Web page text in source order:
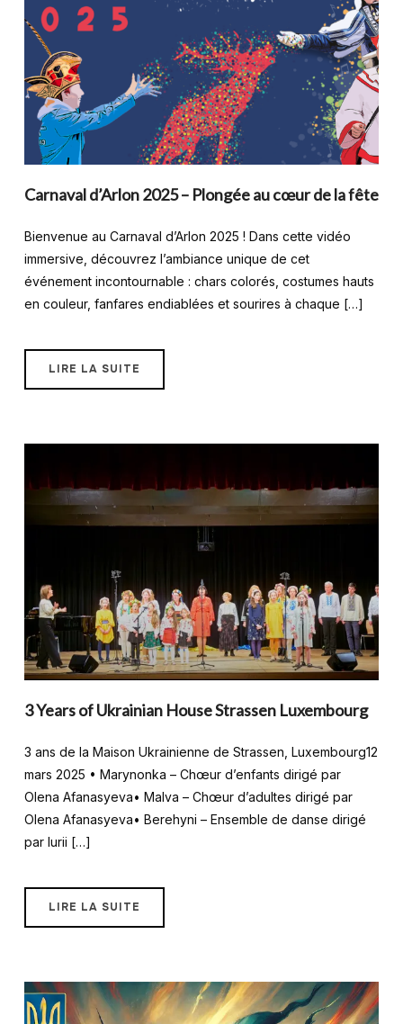
Carnaval d’Arlon 2025 – Plongée au cœur de la fête
Bienvenue au Carnaval d’Arlon 2025 ! Dans cette vidéo
immersive, découvrez l’ambiance unique de cet
événement incontournable : chars colorés, costumes hauts
en couleur, fanfares endiablées et sourires à chaque […]
LIRE LA SUITE
3 Years of Ukrainian House Strassen Luxembourg
3 ans de la Maison Ukrainienne de Strassen, Luxembourg12
mars 2025 • Marynonka – Chœur d’enfants dirigé par
Olena Afanasyeva• Malva – Chœur d’adultes dirigé par
Olena Afanasyeva• Berehyni – Ensemble de danse dirigé
par Iurii […]
LIRE LA SUITE